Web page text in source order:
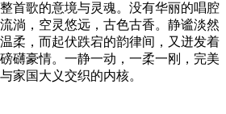
首歌的意境与灵魂。没有华丽的唱腔
淌，空灵悠远，古色古香。静谧淡然
柔，而起伏跌宕的韵律间，又迸发着
礴豪情。一静一动，一柔一刚，完美
家国大义交织的内核。